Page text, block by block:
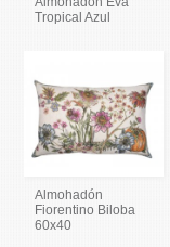
Tropical Azul
Almohadón
Fiorentino Biloba
60x40